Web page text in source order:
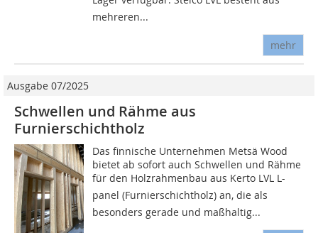
mehreren...
mehr
Ausgabe 07/2025
Schwellen und Rähme aus
Furnierschichtholz
Das finnische Unternehmen Metsä Wood
bietet ab sofort auch Schwellen und Rähme
für den Holzrahmenbau aus Kerto LVL L-
panel (Furnierschichtholz) an, die als
besonders gerade und maßhaltig...